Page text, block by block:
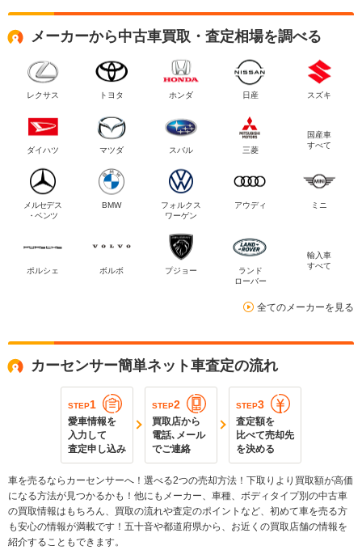
メーカーから中古車買取・査定相場を調べる
レクサス トヨタ ホンダ 日産 スズキ
ダイハツ マツダ スバル 三菱
国産車
すべて
メルセデス
・ベンツ
BMW
フォルクス
ワーゲン
アウディ ミニ
ポルシェ ボルボ プジョー
ランド
ローバー
輸入車
すべて
全てのメーカーを見る
カーセンサー簡単ネット車査定の流れ
STEP1
愛車情報を
入力して
査定申し込み
STEP2
買取店から
電話､メール
でご連絡
STEP3
査定額を
比べて売却先
を決める
車を売るならカーセンサーへ！選べる2つの売却方法！下取りより買取額が高価
になる方法が見つかるかも！他にもメーカー、車種、ボディタイプ別の中古車
の買取情報はもちろん、買取の流れや査定のポイントなど、初めて車を売る方
も安心の情報が満載です！五十音や都道府県から、お近くの買取店舗の情報を
紹介することもできます。